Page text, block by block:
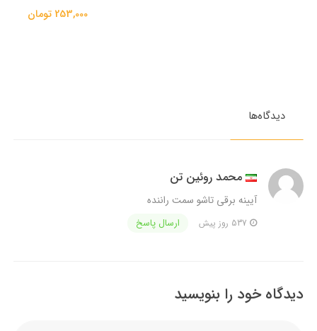
253,000 تومان
دیدگاه‌ها
محمد روئین تن
آیینه برقی تاشو سمت راننده
ارسال پاسخ
دیدگاه خود را بنویسید